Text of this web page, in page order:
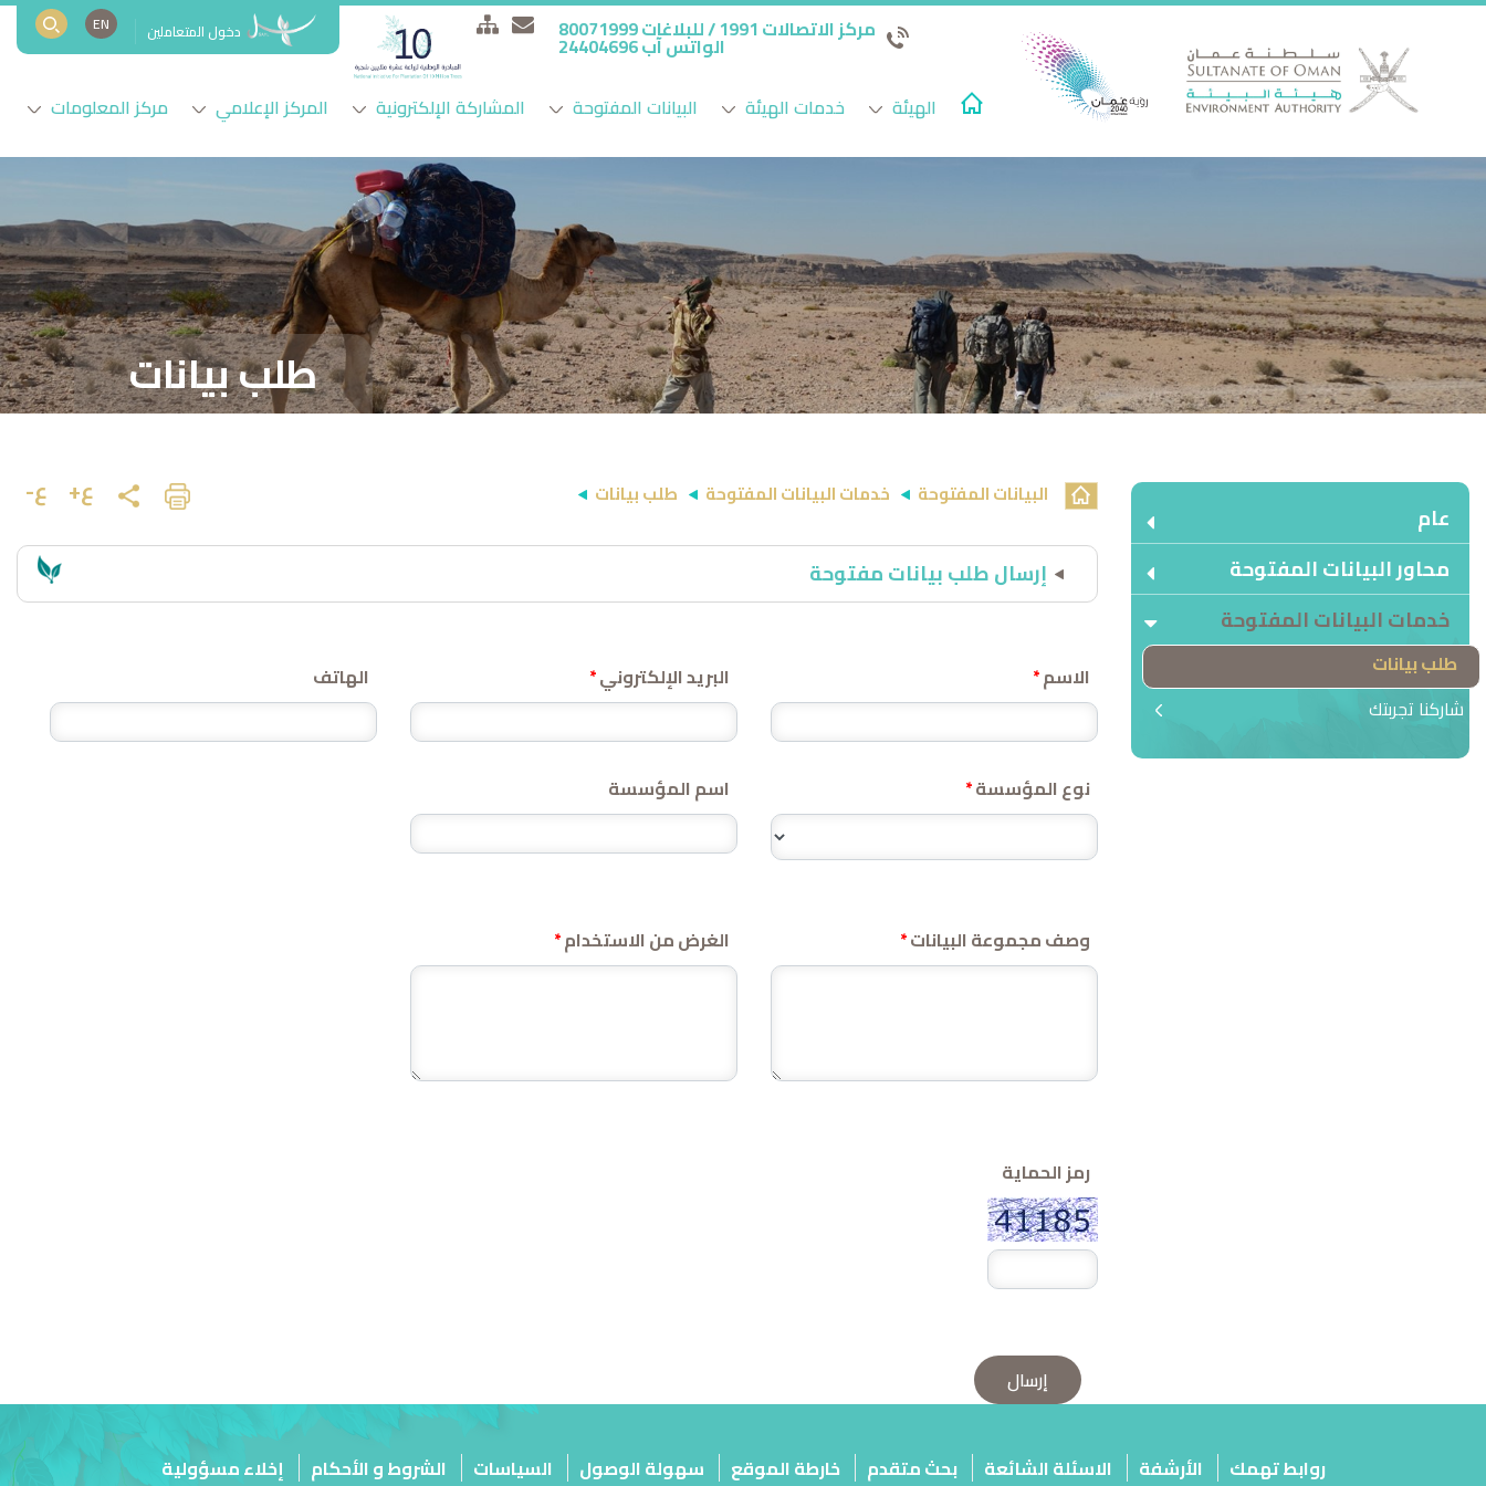
مركز الاتصالات 1991 / للبلاغات 80071999
الواتس آب 24404696 دخول المتعاملين EN
الهيئة خدمات الهيئة البيانات المفتوحة المشاركة الإلكترونية المركز الإعلامي مركز المعلومات
طلب بيانات
عام
محاور البيانات المفتوحة
خدمات البيانات المفتوحة
طلب بيانات
شاركنا تجربتك
البيانات المفتوحة خدمات البيانات المفتوحة طلب بيانات ع+ ع-
إرسال طلب بيانات مفتوحة
الاسم* البريد الإلكتروني* الهاتف
نوع المؤسسة* اسم المؤسسة
وصف مجموعة البيانات* الغرض من الاستخدام*
رمز الحماية
روابط تهمك الأرشفة الاسئلة الشائعة بحث متقدم خارطة الموقع سهولة الوصول السياسات الشروط و الأحكام إخلاء مسؤولية